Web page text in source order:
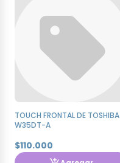
TOUCH FRONTAL DE TOSHIBA
W35DT-A
$110.000